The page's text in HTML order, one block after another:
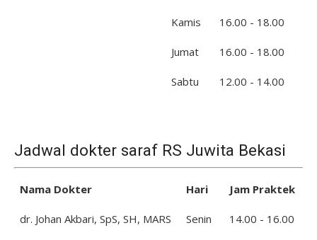
Kamis 16.00 - 18.00
Jumat 16.00 - 18.00
Sabtu 12.00 - 14.00
Jadwal dokter saraf RS Juwita Bekasi
Nama Dokter Hari Jam Praktek
dr. Johan Akbari, SpS, SH, MARS Senin 14.00 - 16.00